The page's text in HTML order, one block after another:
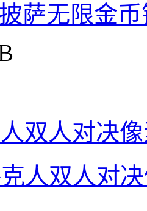
萨无限金
双人对决
人双人对